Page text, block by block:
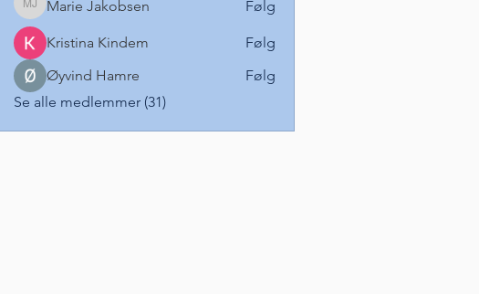
Marie Jakobsen
Marie Jakobsen Følg
Kristina Kindem
Følg
Øyvind Hamre
Følg
Se alle medlemmer (31)